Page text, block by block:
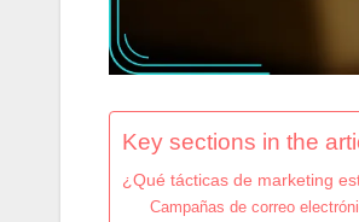
Key sections in the
¿Qué tácticas de marketing
Campañas de correo